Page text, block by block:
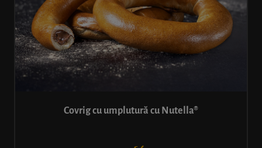
Covrig cu umplutură cu Nutella®